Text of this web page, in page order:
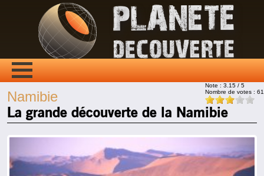
Namibie
La grande découverte de la Namibie
Note : 3.15 / 5
Nombre de votes : 61